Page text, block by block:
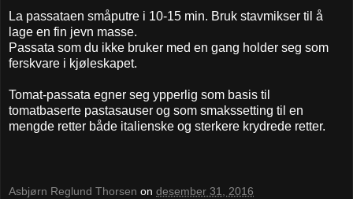
La passataen småputre i 10-15 min. Bruk stavmikser til å
lage en fin jevn masse.
Passata som du ikke bruker med en gang holder seg som
ferskvare i kjøleskapet.
Tomat-passata egner seg ypperlig som basis til
tomatbaserte pastasauser og som smakssetting til en
mengde retter både italienske og sterkere krydrede retter.
Asbjørn Reglund Thorsen on desember 31, 2016